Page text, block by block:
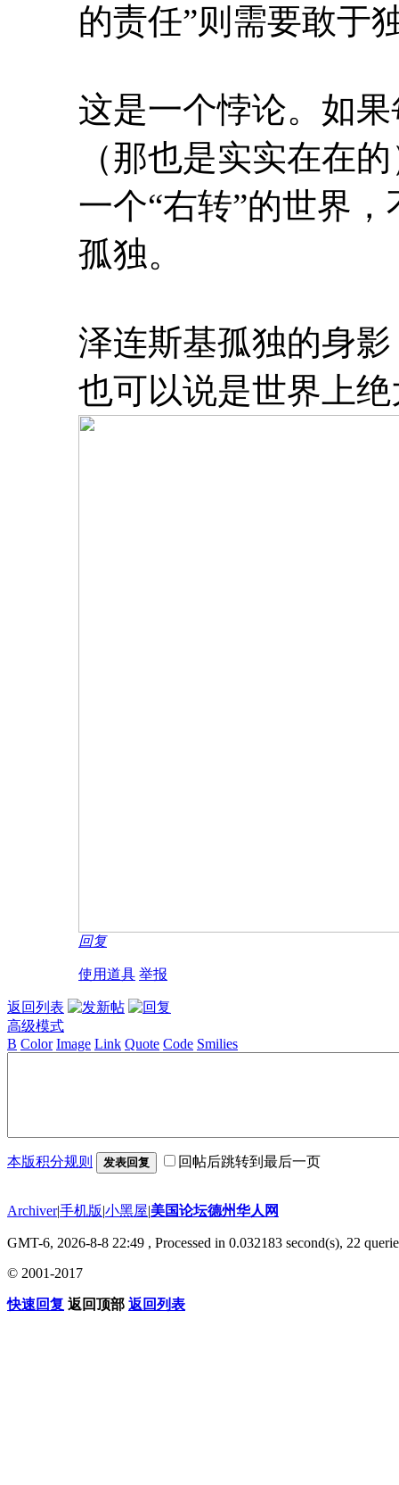
的责任”则需要敢于
这是一个悖论。如
（那也是实实在在
一个“右转”的世界
孤独。
泽连斯基孤独的身
也可以说是世界上
回复
使用道具 举报
返回列表
高级模式
B Color Image Link Quote Code Smilies
本版积分规则 发表回复 回帖后跳转到最后一页
Archiver|手机版|小黑屋|美国论坛德州华人网
GMT-6, 2026-8-8 22:49 , Processed in 0.032183 second(s), 22
© 2001-2017
快速回复 返回顶部 返回列表